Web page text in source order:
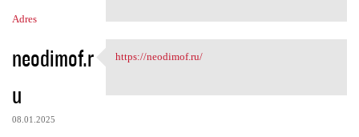
Adres
neodimof.r
u
08.01.2025
https://neodimof.ru/
https://neodimof.ru/